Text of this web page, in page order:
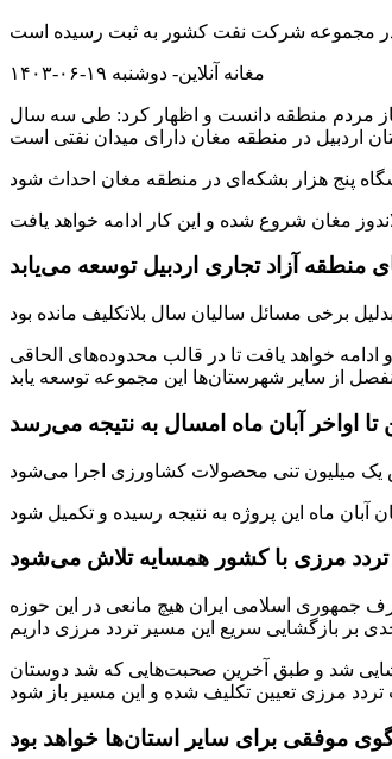
مغانه آنلاین- دوشنبه ۱۹-۰۶-۱۴۰۳
مردم منطقه دانست و اظهار کرد: طی سه سال
منطقه آزاد تجاری اردبیل توسعه می‌یابد
خواهد یافت تا در قالب محدوده‌های الحاقی
تا اواخر آبان ماه امسال به نتیجه می‌رسد
تردد مرزی با کشور همسایه تلاش می‌شود
جمهوری اسلامی ایران هیچ مانعی در این حوزه
شد و طبق آخرین صحبت‌هایی که شد دوستان
موفقی برای سایر استان‌ها خواهد بود